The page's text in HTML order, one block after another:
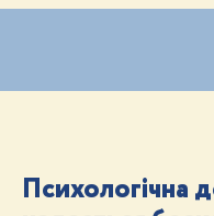
Психологічна